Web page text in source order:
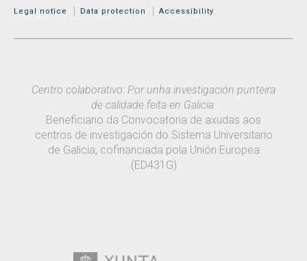
MENÚ ADICIONAL
Legal notice Data protection Accessibility
Centro colaborativo: Por unha investigación punteira
de calidade feita en Galicia.
Beneficiario da Convocatoria de axudas aos
centros de investigación do Sistema Universitario
de Galicia, cofinanciada pola Unión Europea
(ED431G)